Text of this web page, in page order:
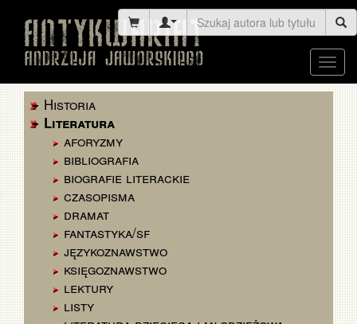
Historia
Literatura
aforyzmy
bibliografia
biografie literackie
czasopisma
dramat
fantastyka/sf
językoznawstwo
księgoznawstwo
lektury
listy